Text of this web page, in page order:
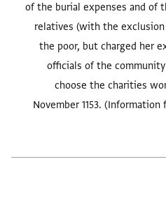
of the burial expenses and of
relatives (with the
the poor, but charged her
officials of the
choose the charities
November 1153.